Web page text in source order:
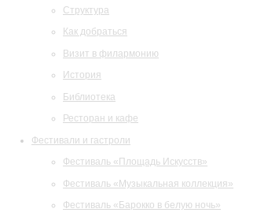
Структура
Как добраться
Визит в филармонию
История
Библиотека
Ресторан и кафе
Фестивали и гастроли
Фестиваль «Площадь Искусств»
Фестиваль «Музыкальная коллекция»
Фестиваль «Барокко в белую ночь»